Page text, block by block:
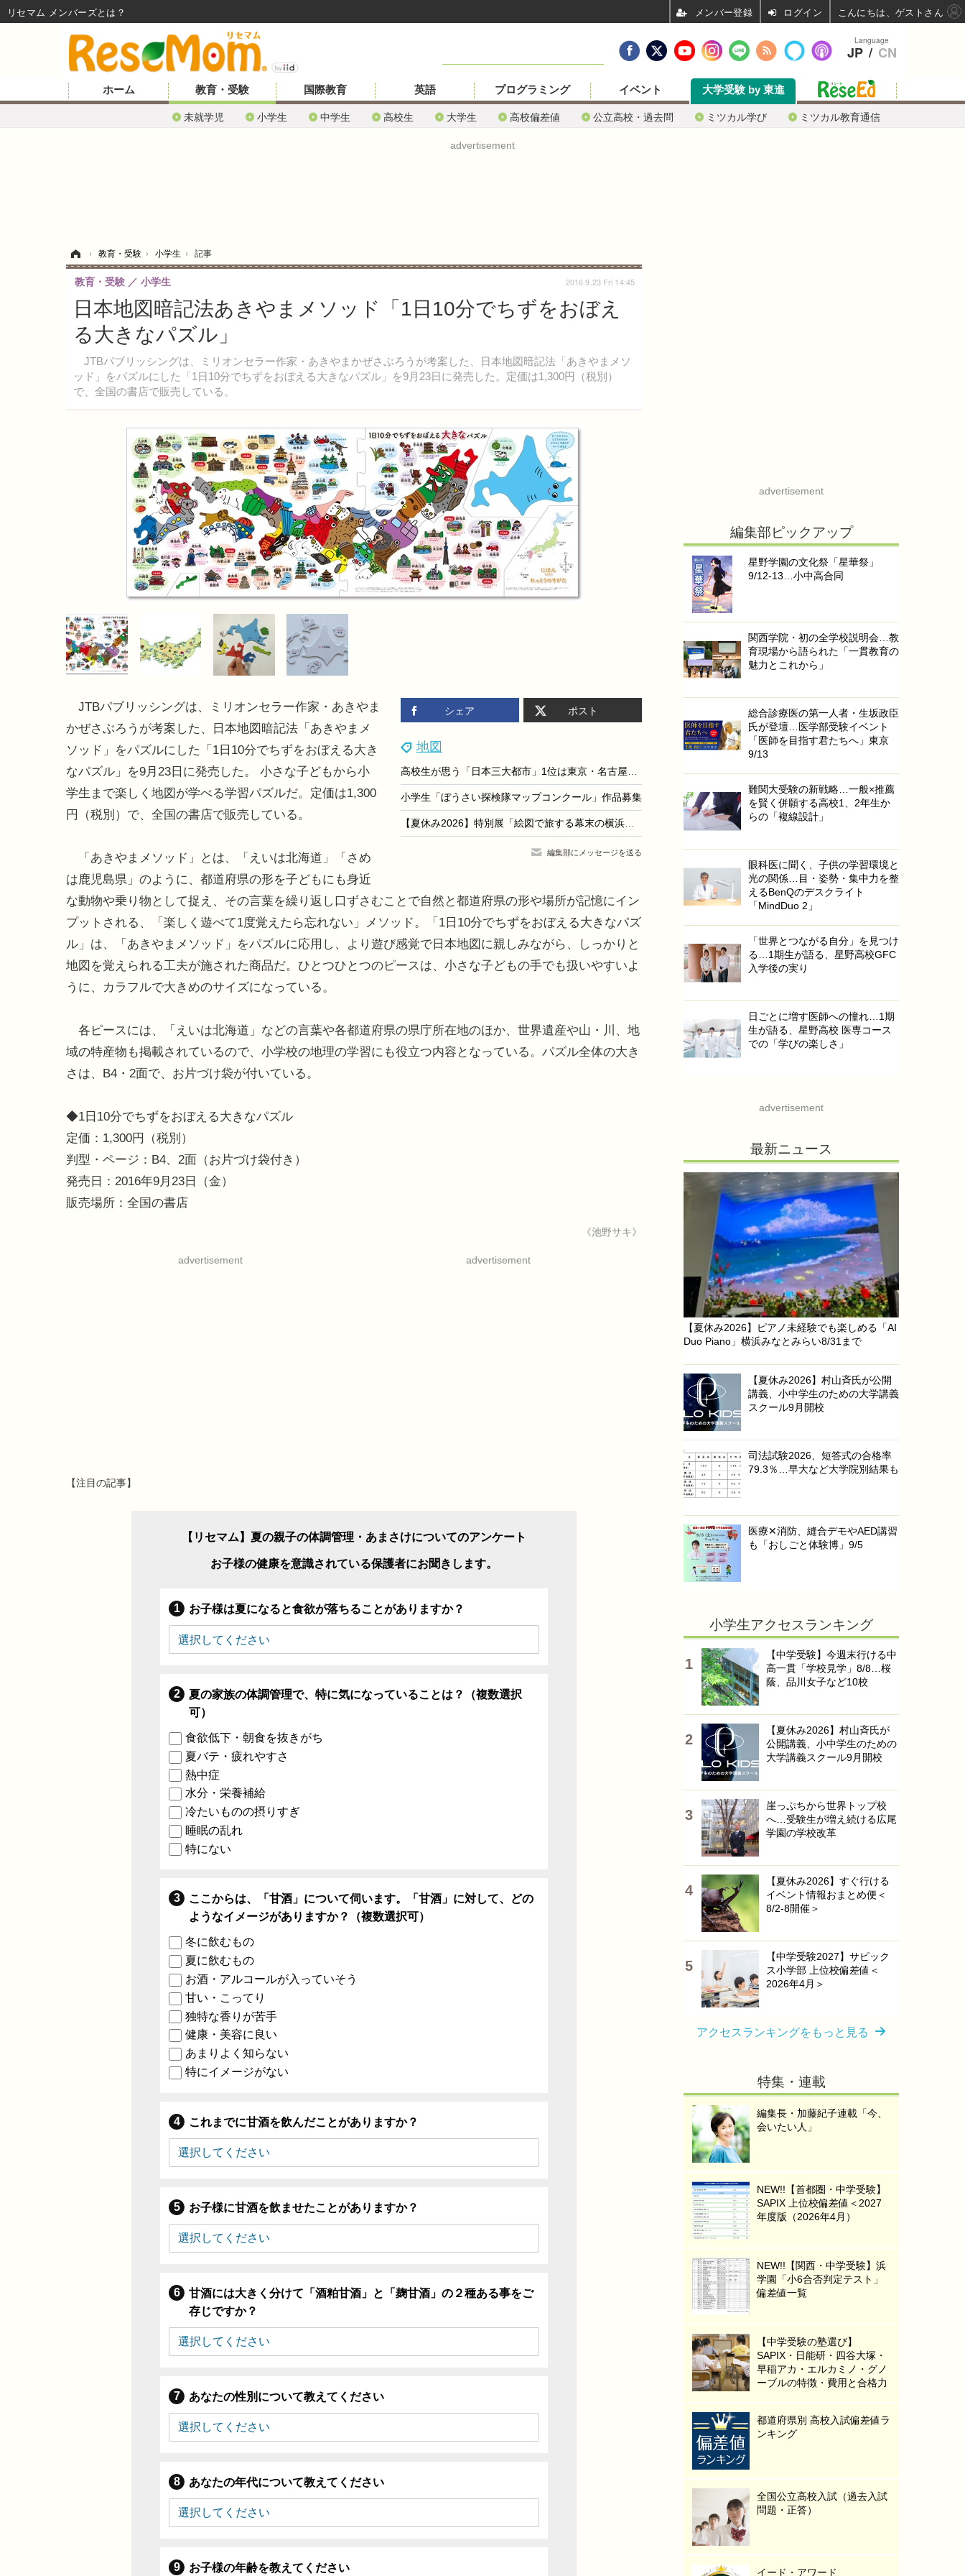
ホーム 教育・受験
未就学児 小学生 中学生 高校生 大学生 高校偏差値 公立高校・過去問 ミツカル学び ミツカル教育通信
国際教育 英語 プログラミング イベント 大学受験 by 東進
advertisement
› 教育・受験 › 小学生 › 記事
日本地図暗記法あきやまメソッド「1日10分でちずをおぼえ
る大きなパズル」
JTBパブリッシングは、ミリオンセラー作家・あきやまかぜさぶろうが考案した、日本地図暗記法「あきやまメソ
ッド」をパズルにした「1日10分でちずをおぼえる大きなパズル」を9月23日に発売した。定価は1,300円（税別）
で、全国の書店で販売している。
教育・受験 小学生 2016.9.23 Fri 14:45
シェア ポスト
地図
高校生が思う「日本三大都市」1位は東京・名古屋・大阪、2位に横浜が入る理由とは
小学生「ぼうさい探検隊マップコンクール」作品募集
【夏休み2026】特別展「絵図で旅する幕末の横浜」7/18開幕
編集部にメッセージを送る
JTBパブリッシングは、ミリオンセラー作家・あきやま
かぜさぶろうが考案した、日本地図暗記法「あきやまメ
ソッド」をパズルにした「1日10分でちずをおぼえる大き
なパズル」を9月23日に発売した。 小さな子どもから小
学生まで楽しく地図が学べる学習パズルだ。定価は1,300
円（税別）で、全国の書店で販売している。
「あきやまメソッド」とは、「えいは北海道」「さめ
は鹿児島県」のように、都道府県の形を子どもにも身近
な動物や乗り物として捉え、その言葉を繰り返し口ずさむことで自然と都道府県の形や場所が記憶にイン
プットされる、「楽しく遊べて1度覚えたら忘れない」メソッド。「1日10分でちずをおぼえる大きなパズ
ル」は、「あきやまメソッド」をパズルに応用し、より遊び感覚で日本地図に親しみながら、しっかりと
地図を覚えられる工夫が施された商品だ。ひとつひとつのピースは、小さな子どもの手でも扱いやすいよ
うに、カラフルで大きめのサイズになっている。
各ピースには、「えいは北海道」などの言葉や各都道府県の県庁所在地のほか、世界遺産や山・川、地
域の特産物も掲載されているので、小学校の地理の学習にも役立つ内容となっている。パズル全体の大き
さは、B4・2面で、お片づけ袋が付いている。
◆1日10分でちずをおぼえる大きなパズル
定価：1,300円（税別）
判型・ページ：B4、2面（お片づけ袋付き）
発売日：2016年9月23日（金）
販売場所：全国の書店
《池野サキ》
advertisement advertisement
【注目の記事】
【リセマム】夏の親子の体調管理・あまさけについてのアンケート
お子様の健康を意識されている保護者にお聞きします。
お子様は夏になると食欲が落ちることがありますか？
夏の家族の体調管理で、特に気になっていることは？（複数選択
可）
食欲低下・朝食を抜きがち
夏バテ・疲れやすさ
熱中症
水分・栄養補給
冷たいものの摂りすぎ
睡眠の乱れ
特にない
ここからは、「甘酒」について伺います。「甘酒」に対して、どの
ようなイメージがありますか？（複数選択可）
冬に飲むもの
夏に飲むもの
お酒・アルコールが入っていそう
甘い・こってり
独特な香りが苦手
健康・美容に良い
あまりよく知らない
特にイメージがない
これまでに甘酒を飲んだことがありますか？
お子様に甘酒を飲ませたことがありますか？
甘酒には大きく分けて「酒粕甘酒」と「麹甘酒」の２種ある事をご
存じですか？
あなたの性別について教えてください
あなたの年代について教えてください
お子様の年齢を教えてください
advertisement
編集部ピックアップ
星野学園の文化祭「星華祭」
9/12-13…小中高合同
関西学院・初の全学校説明会…教
育現場から語られた「一貫教育の
魅力とこれから」
総合診療医の第一人者・生坂政臣
氏が登壇…医学部受験イベント
「医師を目指す君たちへ」東京
9/13
難関大受験の新戦略…一般×推薦
を賢く併願する高校1、2年生か
らの「複線設計」
眼科医に聞く、子供の学習環境と
光の関係…目・姿勢・集中力を整
えるBenQのデスクライト
「MindDuo 2」
「世界とつながる自分」を見つけ
る…1期生が語る、星野高校GFC
入学後の実り
日ごとに増す医師への憧れ…1期
生が語る、星野高校 医専コース
での「学びの楽しさ」
advertisement
最新ニュース
【夏休み2026】ピアノ未経験でも楽しめる「AI
Duo Piano」横浜みなとみらい8/31まで
【夏休み2026】村山斉氏が公開
講義、小中学生のための大学講義
スクール9月開校
司法試験2026、短答式の合格率
79.3％…早大など大学院別結果も
医療✕消防、縫合デモやAED講習
も「おしごと体験博」9/5
小学生アクセスランキング
【中学受験】今週末行ける中
高一貫「学校見学」8/8…桜
蔭、品川女子など10校
【夏休み2026】村山斉氏が
公開講義、小中学生のための
大学講義スクール9月開校
崖っぷちから世界トップ校
へ…受験生が増え続ける広尾
学園の学校改革
【夏休み2026】すぐ行ける
イベント情報おまとめ便＜
8/2-8開催＞
【中学受験2027】サピック
ス小学部 上位校偏差値＜
2026年4月＞
アクセスランキングをもっと見る
特集・連載
編集長・加藤紀子連載「今、
会いたい人」
NEW!!【首都圏・中学受験】
SAPIX 上位校偏差値＜2027
年度版（2026年4月）
NEW!!【関西・中学受験】浜
学園「小6合否判定テスト」
偏差値一覧
【中学受験の塾選び】
SAPIX・日能研・四谷大塚・
早稲アカ・エルカミノ・グノ
ーブルの特徴・費用と合格力
都道府県別 高校入試偏差値ラ
ンキング
全国公立高校入試（過去入試
問題・正答）
イード・アワード
Language
JP / CN
リセマム メンバーズ ログイン こんにちは、ゲストさん